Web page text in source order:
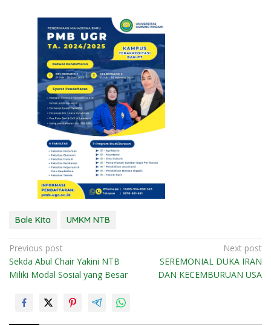
Bale Kita UMKM NTB
N
a
v
Previous post
Sekda Abul Chair Yakini NTB
Miliki Modal Sosial yang Besar
Next post
SEREMONIAL DUKA IRAN
DAN KECEMBURUAN USA